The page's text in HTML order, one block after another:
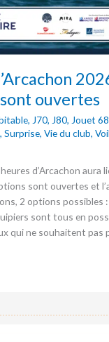
ouvertes
, J70, J80, Jouet
,Surprise,Vie du club,
d’Arcachon aura
sont ouvertes et
2 options possibles
sont tous en
qui ne souhaitent pas